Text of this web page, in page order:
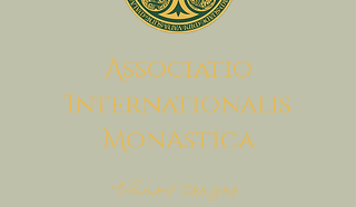
Associatio
Internationalis
MonAstica
Vamos trazer